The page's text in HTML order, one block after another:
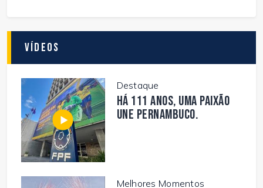
Vídeos
Destaque
Há 111 anos, uma paixão
une Pernambuco.
Melhores Momentos